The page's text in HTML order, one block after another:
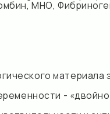
материала
- «двойной
к
ПЦР, Neisseria
ПЦР